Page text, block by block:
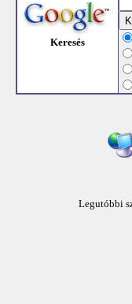
Keresés
Legutóbbi